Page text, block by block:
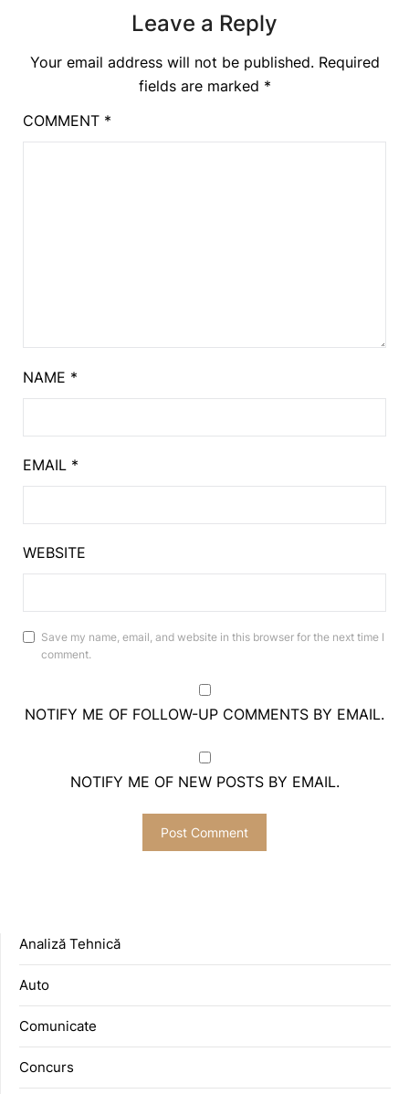
Leave a Reply
Your email address will not be published. Required
fields are marked *
COMMENT *
NAME *
EMAIL *
WEBSITE
Save my name, email, and website in this browser for the next time I
comment.
NOTIFY ME OF FOLLOW-UP COMMENTS BY EMAIL.
NOTIFY ME OF NEW POSTS BY EMAIL.
Analiză Tehnică
Auto
Comunicate
Concurs